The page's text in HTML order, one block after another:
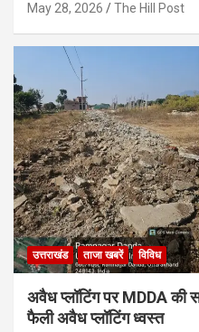
May 28, 2026 The Hill Post
उत्तराखंड ताजा खबरें विविध
अवैध प्लॉटिंग पर MDDA की
फैली अवैध प्लॉटिंग ध्वस्त